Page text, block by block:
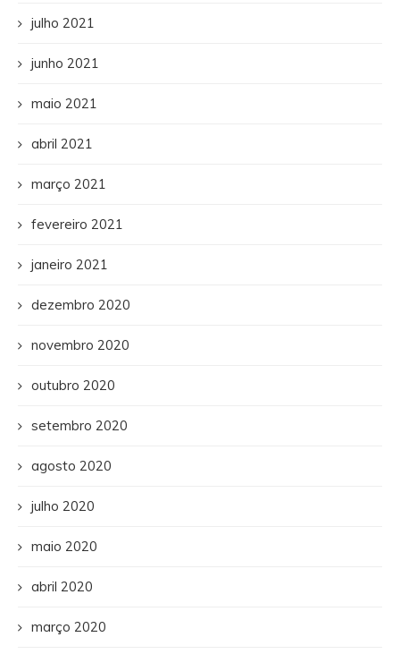
julho 2021
junho 2021
maio 2021
abril 2021
março 2021
fevereiro 2021
janeiro 2021
dezembro 2020
novembro 2020
outubro 2020
setembro 2020
agosto 2020
julho 2020
maio 2020
abril 2020
março 2020